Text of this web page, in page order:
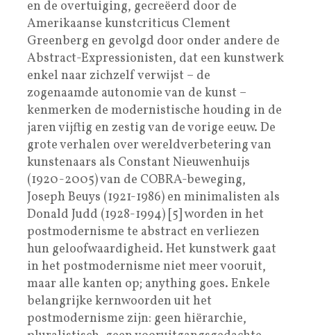
en de overtuiging, gecreëerd door de
Amerikaanse kunstcriticus Clement
Greenberg en gevolgd door onder andere de
Abstract-Expressionisten, dat een kunstwerk
enkel naar zichzelf verwijst – de
zogenaamde autonomie van de kunst –
kenmerken de modernistische houding in de
jaren vijftig en zestig van de vorige eeuw. De
grote verhalen over wereldverbetering van
kunstenaars als Constant Nieuwenhuijs
(1920-2005) van de COBRA-beweging,
Joseph Beuys (1921-1986) en minimalisten als
Donald Judd (1928-1994) [5] worden in het
postmodernisme te abstract en verliezen
hun geloofwaardigheid. Het kunstwerk gaat
in het postmodernisme niet meer vooruit,
maar alle kanten op; anything goes. Enkele
belangrijke kernwoorden uit het
postmodernisme zijn: geen hiërarchie,